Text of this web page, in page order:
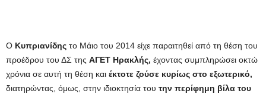
Ο Κυπριανίδης το Μάιο του 2014 είχε παραιτηθεί από τη θέση του
προέδρου του ΔΣ της ΑΓΕΤ Ηρακλής, έχοντας συμπληρώσει οκτώ
χρόνια σε αυτή τη θέση και έκτοτε ζούσε κυρίως στο εξωτερικό,
διατηρώντας, όμως, στην ιδιοκτησία του την περίφημη βίλα του